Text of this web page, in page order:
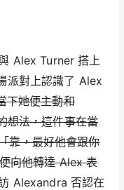
Alex Turner 搭上
派對上認識了 Alex
下她便主動和
想法，這件事在當
靠，最好他會跟你
向他轉達 Alex 表
Alexandra 否認在